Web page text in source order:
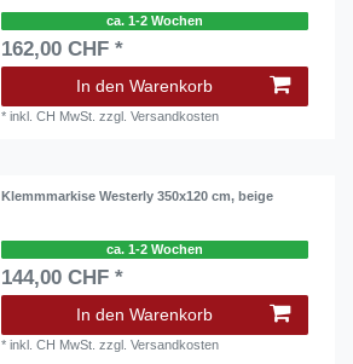
ca. 1-2 Wochen
162,00 CHF *
In den Warenkorb
*inkl. CH MwSt. zzgl.Versandkosten
Klemmmarkise Westerly 350x120 cm, beige
ca. 1-2 Wochen
144,00 CHF *
In den Warenkorb
*inkl. CH MwSt. zzgl.Versandkosten